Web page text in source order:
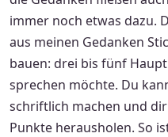
immer noch etwas dazu.
aus meinen Gedanken
bauen: drei bis fünf
sprechen möchte. Du
schriftlich machen und
Punkte herausholen. So